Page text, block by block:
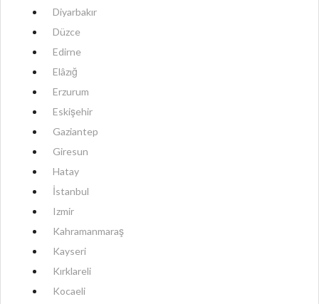
Diyarbakır
Düzce
Edirne
Elâzığ
Erzurum
Eskişehir
Gaziantep
Giresun
Hatay
İstanbul
Izmir
Kahramanmaraş
Kayseri
Kırklareli
Kocaeli